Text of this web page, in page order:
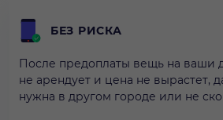
БЕЗ РИСКА
После предоплаты вещь на ваши
не арендует и цена не вырастет,
нужна в другом городе или не